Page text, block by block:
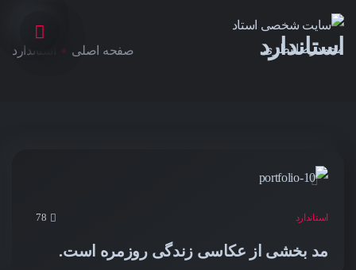
استاندارد صفحه اصلی استاندارد
استاندارد 78
مد بخشی از عکاسی زندگی روزمره است.